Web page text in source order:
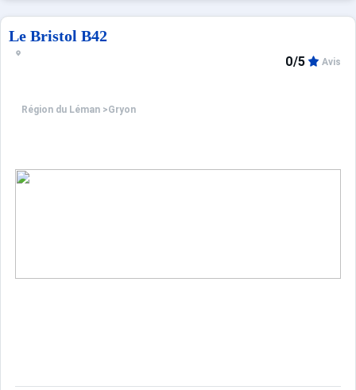
Le Bristol B42
Région du Léman >Gryon
0/5 Avis